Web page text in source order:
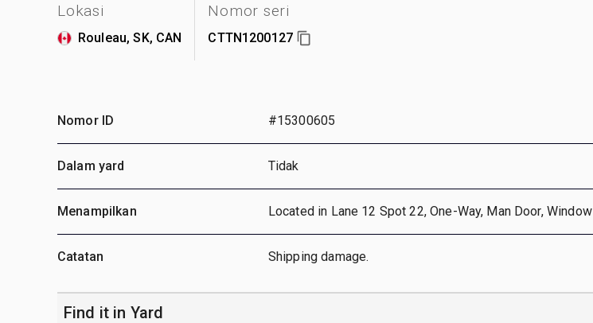
Lokasi
Rouleau, SK, CAN
Nomor seri
CTTN1200127
Nomor ID #15300605
Dalam yard Tidak
Menampilkan Located in Lane 12 Spot 22, One-Way, Man Door, Window
Catatan Shipping damage.
Find it in Yard